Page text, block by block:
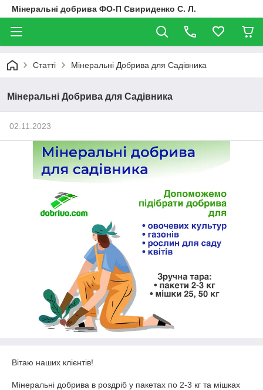
Мінеральні добрива ФО-П Свириденко С. Л.
Статті Мінеральні Добрива для Садівника
Мінеральні Добрива для Садівника
02.11.2023
Вітаю наших клієнтів!
Мінеральні добрива в роздріб у пакетах по 2-3 кг та мішках